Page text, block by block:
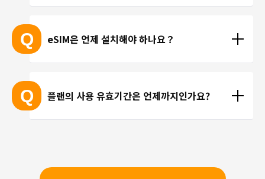
기기는 목록에 포함되지 않을 수 있습니다.
※ 고객님의 기기가 eSIM을 지원하는지 여부에 대해
서는 개별 문의를 통해 확인해 드리지 않습니다.
고 있지 않습니다. 카카오톡, 인스타그램 등 인터넷 회
선을 이용한 통화를 이용해 주시기 바랍니다.
Q eSIM은 언제 설치해야 하나요？
하셔도 괜찮습니다. 현지 공항의 와이파이 속도가 걱
정되시는 분들은 국내에서 설치 및 설정을 완료하고,
현지에서 eSIM만 전환하는 방법을 추천해 드립니다.
Q 플랜의 사용 유효기간은 언제까지인가요?